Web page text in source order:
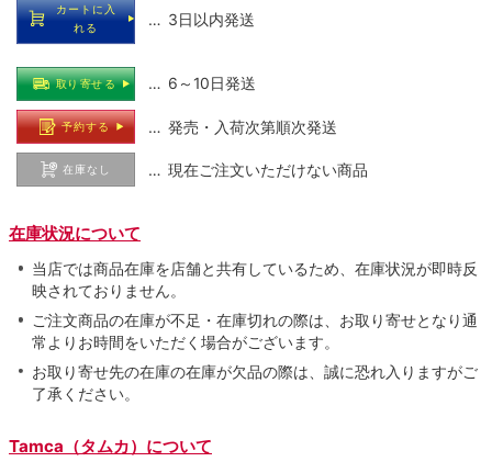
カートに入
れる
… 3日以内発送
取り寄せる … 6～10日発送
予約する … 発売・入荷次第順次発送
在庫なし … 現在ご注文いただけない商品
在庫状況について
当店では商品在庫を店舗と共有しているため、在庫状況が即時反
映されておりません。
ご注文商品の在庫が不足・在庫切れの際は、お取り寄せとなり通
常よりお時間をいただく場合がございます。
お取り寄せ先の在庫の在庫が欠品の際は、誠に恐れ入りますがご
了承ください。
Tamca（タムカ）について